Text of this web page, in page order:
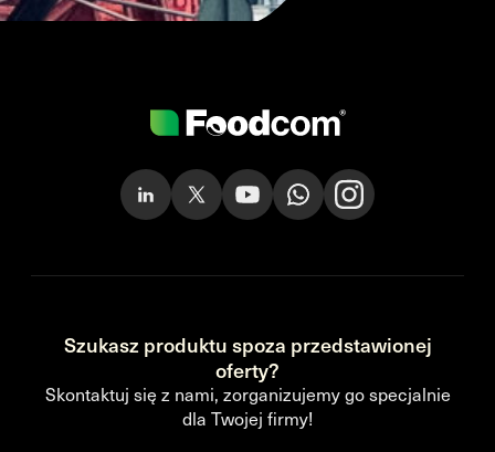
Szukasz produktu spoza przedstawionej
oferty?
Skontaktuj się z nami, zorganizujemy go specjalnie
dla Twojej firmy!